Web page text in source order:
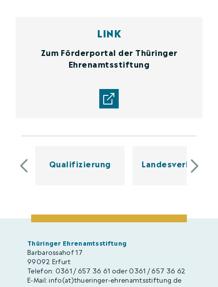
LINK
Zum Förderportal der Thüringer
Ehrenamtsstiftung
Qualifizierung Landesverbände
Thüringer Ehrenamtsstiftung
Barbarossahof 17
99092 Erfurt
Telefon: 0361 / 657 36 61 oder 0361 / 657 36 62
E-Mail: info(at)thueringer-ehrenamtsstiftung.de